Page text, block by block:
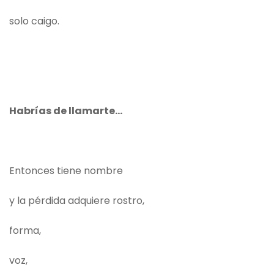
solo caigo.
Habrías de llamarte...
Entonces tiene nombre
y la pérdida adquiere rostro,
forma,
voz,